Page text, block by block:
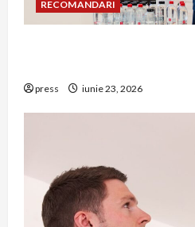
RECOMANDARI
press iunie 23, 2026